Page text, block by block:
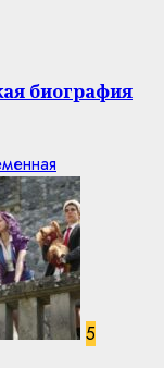
биография
5